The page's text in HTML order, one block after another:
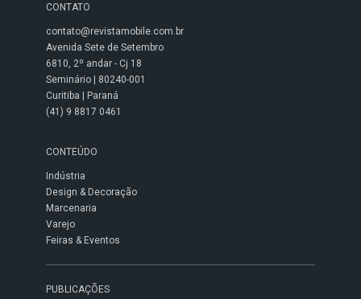
CONTATO
contato@revistamobile.com.br
Avenida Sete de Setembro
6810, 2º andar - Cj 18
Seminário | 80240-001
Curitiba | Paraná
(41) 9 8817 0461
CONTEÚDO
Indústria
Design & Decoração
Marcenaria
Varejo
Feiras & Eventos
PUBLICAÇÕES